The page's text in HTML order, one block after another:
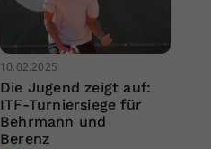
10.02.2025
Die Jugend zeigt auf:
ITF-Turniersiege für
Behrmann und
Berenz